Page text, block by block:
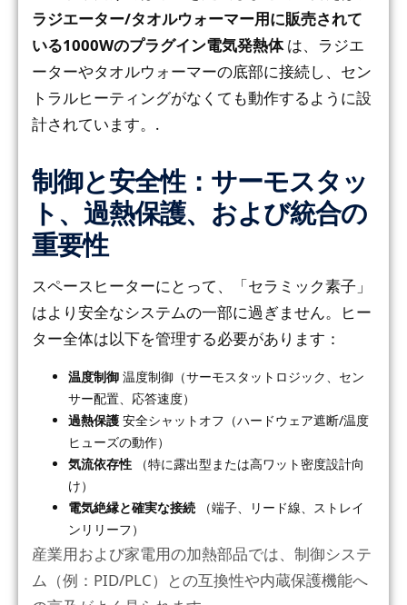
ラジエーター/タオルウォーマー用に販売されて
いる1000Wのプラグイン電気発熱体は、ラジエ
ーターやタオルウォーマーの底部に接続し、セン
トラルヒーティングがなくても動作するように設
計されています。.
制御と安全性：サーモスタッ
ト、過熱保護、および統合の
重要性
スペースヒーターにとって、「セラミック素子」
はより安全なシステムの一部に過ぎません。ヒー
ター全体は以下を管理する必要があります：
温度制御 温度制御（サーモスタットロジック、セン
サー配置、応答速度）
過熱保護 安全シャットオフ（ハードウェア遮断/温度
ヒューズの動作）
気流依存性 （特に露出型または高ワット密度設計向
け）
電気絶縁と確実な接続 （端子、リード線、ストレイ
ンリリーフ）
産業用および家電用の加熱部品では、制御システ
ム（例：PID/PLC）との互換性や内蔵保護機能へ